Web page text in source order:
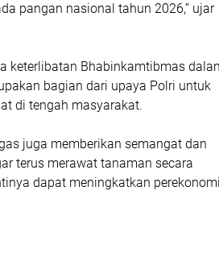
pangan nasional tahun 2026,” ujar
keterlibatan Bhabinkamtibmas
bagian dari upaya Polri untuk
di tengah masyarakat.
juga memberikan semangat dan
terus merawat tanaman secara
dapat meningkatkan